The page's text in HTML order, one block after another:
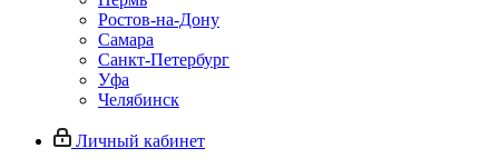
Ростов-на-Дону
Самара
Санкт-Петербург
Уфа
Челябинск
Личный кабинет